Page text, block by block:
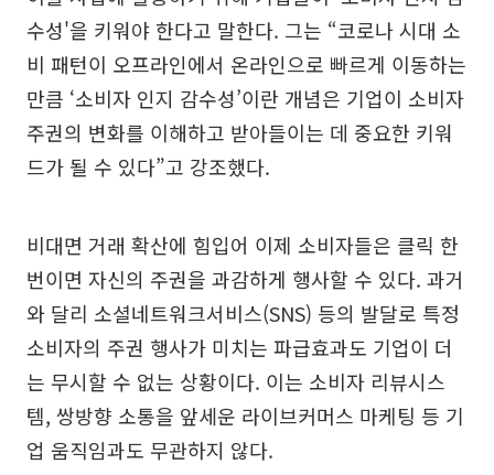
수성'을 키워야 한다고 말한다. 그는 “코로나 시대 소
비 패턴이 오프라인에서 온라인으로 빠르게 이동하는
만큼 ‘소비자 인지 감수성’이란 개념은 기업이 소비자
주권의 변화를 이해하고 받아들이는 데 중요한 키워
드가 될 수 있다”고 강조했다.
비대면 거래 확산에 힘입어 이제 소비자들은 클릭 한
번이면 자신의 주권을 과감하게 행사할 수 있다. 과거
와 달리 소셜네트워크서비스(SNS) 등의 발달로 특정
소비자의 주권 행사가 미치는 파급효과도 기업이 더
는 무시할 수 없는 상황이다. 이는 소비자 리뷰시스
템, 쌍방향 소통을 앞세운 라이브커머스 마케팅 등 기
업 움직임과도 무관하지 않다.